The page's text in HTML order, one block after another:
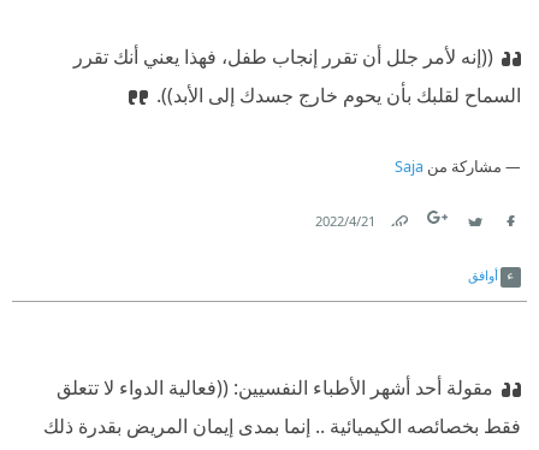
((إنه لأمر جلل أن تقرر إنجاب طفل، فهذا يعني أنك تقرر
السماح لقلبك بأن يحوم خارج جسدك إلى الأبد)).
مشاركة من Saja
21‏/4‏/2022
أوافق
مقولة أحد أشهر الأطباء النفسيين: ((فعالية الدواء لا تتعلق
فقط بخصائصه الكيميائية .. إنما بمدى إيمان المريض بقدرة ذلك